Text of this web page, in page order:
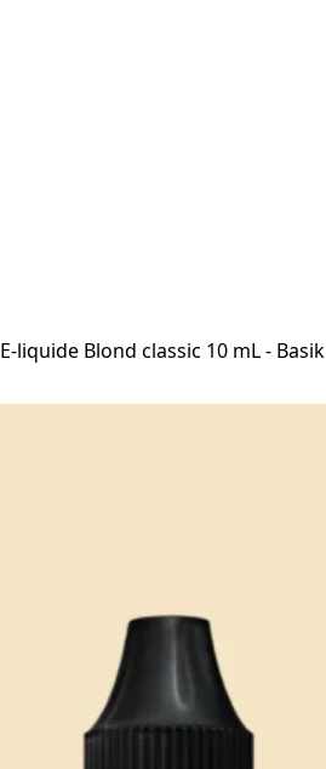
E-liquide Blond classic 10 mL - Basik